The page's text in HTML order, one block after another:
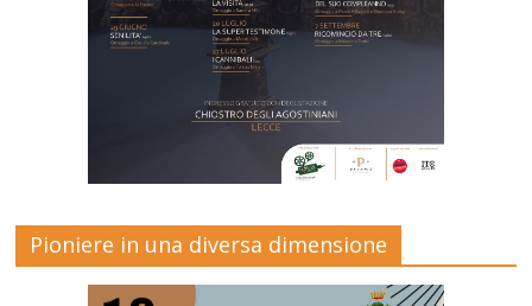
Pioniere in una diversa dimensione